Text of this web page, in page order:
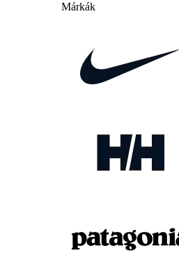
Márkák